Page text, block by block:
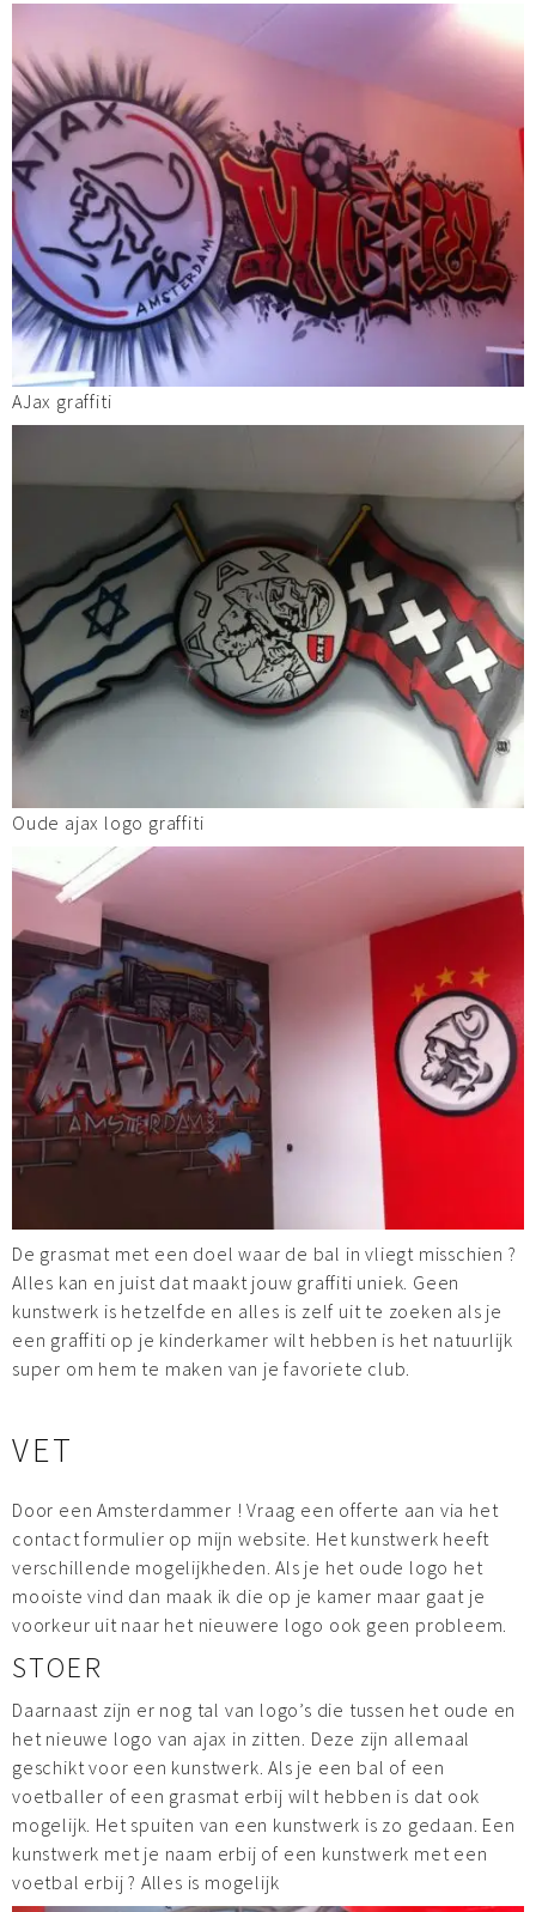
AJax graffiti
Oude ajax logo graffiti
De grasmat met een doel waar de bal in vliegt misschien ?
Alles kan en juist dat maakt jouw graffiti uniek. Geen
kunstwerk is hetzelfde en alles is zelf uit te zoeken als je
een graffiti op je kinderkamer wilt hebben is het natuurlijk
super om hem te maken van je favoriete club.
VET
Door een Amsterdammer ! Vraag een offerte aan via het
contact formulier op mijn website. Het kunstwerk heeft
verschillende mogelijkheden. Als je het oude logo het
mooiste vind dan maak ik die op je kamer maar gaat je
voorkeur uit naar het nieuwere logo ook geen probleem.
STOER
Daarnaast zijn er nog tal van logo’s die tussen het oude en
het nieuwe logo van ajax in zitten. Deze zijn allemaal
geschikt voor een kunstwerk. Als je een bal of een
voetballer of een grasmat erbij wilt hebben is dat ook
mogelijk. Het spuiten van een kunstwerk is zo gedaan. Een
kunstwerk met je naam erbij of een kunstwerk met een
voetbal erbij ? Alles is mogelijk